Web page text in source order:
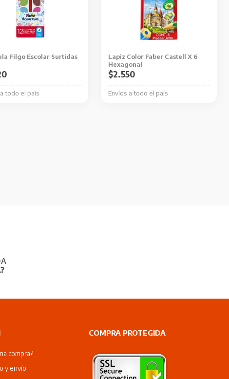
Filgo Escolar Surtidas
todo el país
Lapiz Color Faber Castell X 6
Hexagonal
Envíos a todo el país
$2.550
compra?
y envío
COMPRA PROTEGIDA